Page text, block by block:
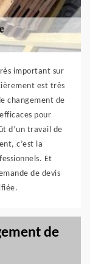
important sur
est très
changement de
pour
d’un travail de
c’est la
Et
de devis
de